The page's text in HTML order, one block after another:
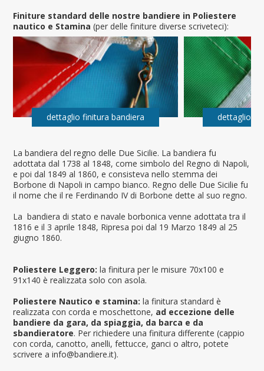
La bandiera del regno delle Due Sicilie. La bandiera fu
adottata dal 1738 al 1848, come simbolo del Regno di Napoli,
e poi dal 1849 al 1860, e consisteva nello stemma dei
Borbone di Napoli in campo bianco. Regno delle Due Sicilie fu
il nome che il re Ferdinando IV di Borbone dette al suo regno.
La bandiera di stato e navale borbonica venne adottata tra il
1816 e il 3 aprile 1848, Ripresa poi dal 19 Marzo 1849 al 25
giugno 1860.
Poliestere Leggero: la finitura per le misure 70x100 e
91x140 è realizzata solo con asola.
Poliestere Nautico e stamina: la finitura standard è
realizzata con corda e moschettone, ad eccezione delle
bandiere da gara, da spiaggia, da barca e da
sbandieratore. Per richiedere una finitura differente (cappio
con corda, canotto, anelli, fettucce, ganci o altro, potete
scrivere a info@bandiere.it).
Finiture standard delle nostre bandiere in Poliestere
nautico e Stamina(per delle finiture diverse scriveteci):
dettaglio finitura bandiera dettaglio